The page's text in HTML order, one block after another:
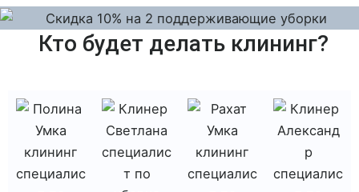
Кто будет делать клининг?